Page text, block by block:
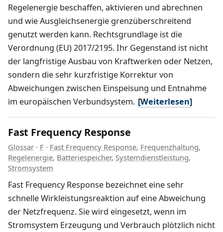
Regelenergie beschaffen, aktivieren und abrechnen
und wie Ausgleichsenergie grenzüberschreitend
genutzt werden kann. Rechtsgrundlage ist die
Verordnung (EU) 2017/2195. Ihr Gegenstand ist nicht
der langfristige Ausbau von Kraftwerken oder Netzen,
sondern die sehr kurzfristige Korrektur von
Abweichungen zwischen Einspeisung und Entnahme
im europäischen Verbundsystem. [Weiterlesen]
Fast Frequency Response
Glossar · F · Fast Frequency Response, Frequenzhaltung,
Regelenergie, Batteriespeicher, Systemdienstleistung,
Stromsystem
Fast Frequency Response bezeichnet eine sehr
schnelle Wirkleistungsreaktion auf eine Abweichung
der Netzfrequenz. Sie wird eingesetzt, wenn im
Stromsystem Erzeugung und Verbrauch plötzlich nicht